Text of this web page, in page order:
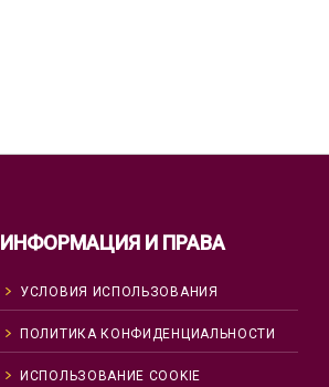
ИНФОРМАЦИЯ И ПРАВА
УСЛОВИЯ ИСПОЛЬЗОВАНИЯ
ПОЛИТИКА КОНФИДЕНЦИАЛЬНОСТИ
ИСПОЛЬЗОВАНИЕ COOKIE